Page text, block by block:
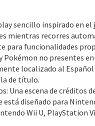
sencillo inspirado en
mientras recorres
para funcionalidades
Pokémon no presentes
localizado al Español
de título.
Una escena de créditos
está diseñado para
Wii U, PlayStation